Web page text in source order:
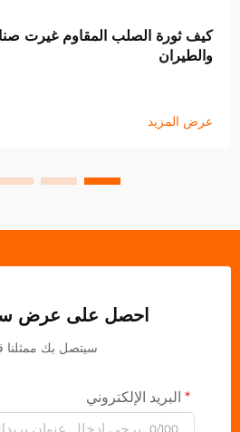
كيف ثورة الصلب المقاوم غيرت
والطيران
عرض المزيد
احصل على عرض
سيتصل بك ممثلنا
البريد الإلكتروني
0/100